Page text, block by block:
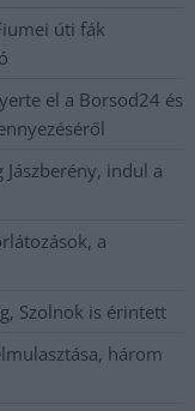
úti fák
el a Borsod24 és
indul a
a
Szolnok is érintett
három